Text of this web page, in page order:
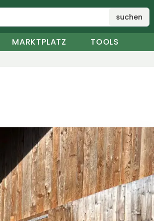
suchen
MARKTPLATZ TOOLS